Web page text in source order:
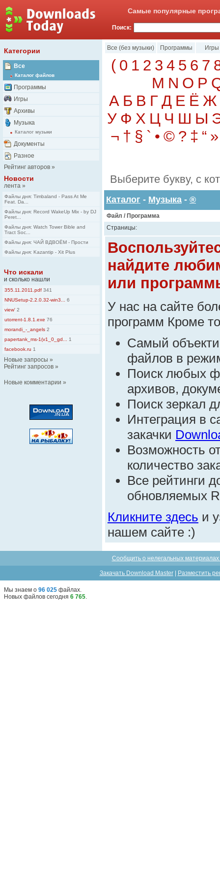
Самые популярные
Поиск:
Категории
Все
Каталог файлов
Программы
Игры
Архивы
Музыка
Каталог музыки
Документы
Разное
Рейтинг авторов »
Новости
лента »
Файлы дня: Timbaland - Pass At Me
Feat. Da...
Файлы дня: Record WakeUp Mix - by DJ
Peret...
Файлы дня: Watch Tower Bible and
Tract Soc...
Файлы дня: ЧАЙ ВДВОЁМ - Прости
Файлы дня: Kazantip - Xit Plus
Что искали
и сколько нашли
355.11.2011.pdf 341
NNUSetup-2.2.0.32-win3...
6
view' 2
utorrent-1.8.1.exe 76
morandi_-_angels 2
papertank_ms-1(v1_0_gd...
1
facebook.ru 1
Новые запросы »
Рейтинг запросов »
Новые комментарии »
Все (без музыки) Программы Игры
( 0 1 2 3 4 5 6 7
M N O P
А Б В Г Д Е Ё Ж
У Ф Х Ц Ч Ш Ы
¬ † § ` • © ? ‡ “ »
Выберите букву, с
Каталог - Музыка - ®
Файл / Программа
Страницы:
найдите
или
У нас на сайте
программ Кроме
Самый
файлов в
Поиск любых
архивов,
Поиск зеркал
Интеграция в
закачки
Возможность
количество
Все рейтинги
обновляемых
Кликните здесь и
нашем сайте :)
Сообщить о нелегальных
Закачать Download Master| Разместить
Мы знаем о 96 025 файлах.
Новых файлов сегодня 6 765.